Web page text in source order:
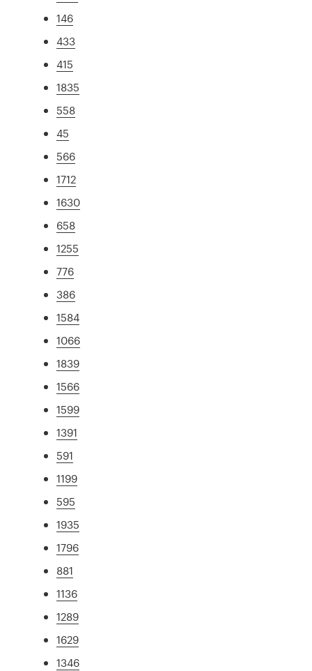
146
433
415
1835
558
45
566
1712
1630
658
1255
776
386
1584
1066
1839
1566
1599
1391
591
1199
595
1935
1796
881
1136
1289
1629
1346